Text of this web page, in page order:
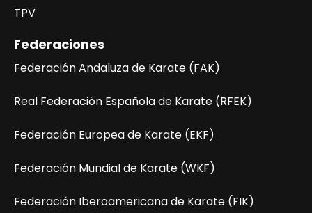
TPV
Federaciones
Federación Andaluza de Karate (FAK)
Real Federación Española de Karate (RFEK)
Federación Europea de Karate (EKF)
Federación Mundial de Karate (WKF)
Federación Iberoamericana de Karate (FIK)